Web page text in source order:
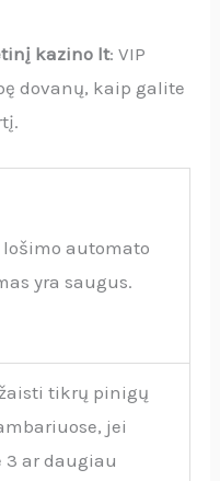
kazino lt: VIP
dovanų, kaip galite
lošimo automato
yra saugus.
tikrų pinigų
jei
ar daugiau